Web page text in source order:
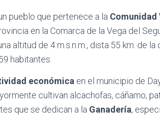
pueblo que pertenece a la Comunidad
en la Comarca de la Vega del
altitud de 4 m.s.n.m., dista 55 km. de la
habitantes.
económica en el municipio de
cultivan alcachofas, cáñamo,
que se dedican a la Ganadería,